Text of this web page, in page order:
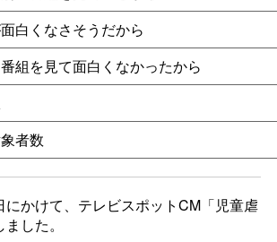
白くなさそうだから
組を見て面白くなかったから
者数
にかけて、テレビスポットCM「児童虐
した。